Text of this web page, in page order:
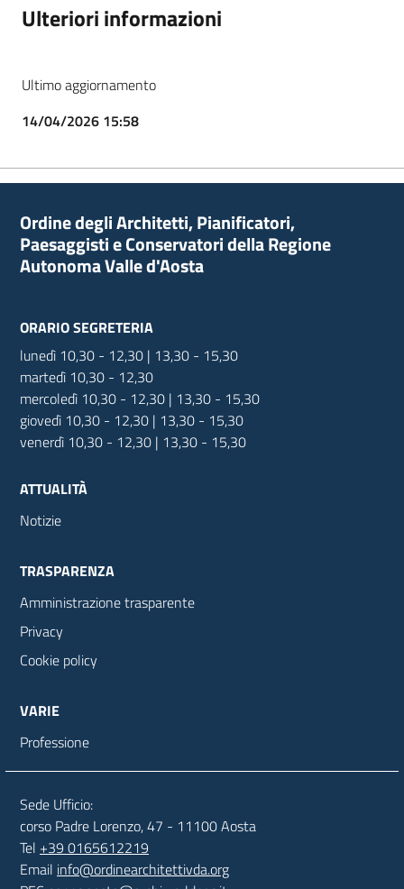
Ulteriori informazioni
Ultimo aggiornamento
14/04/2026 15:58
Ordine degli Architetti, Pianificatori,
Paesaggisti e Conservatori della Regione
Autonoma Valle d'Aosta
ORARIO SEGRETERIA
lunedì 10,30 - 12,30 | 13,30 - 15,30
martedì 10,30 - 12,30
mercoledì 10,30 - 12,30 | 13,30 - 15,30
giovedì 10,30 - 12,30 | 13,30 - 15,30
venerdì 10,30 - 12,30 | 13,30 - 15,30
ATTUALITÀ
Notizie
TRASPARENZA
Amministrazione trasparente
Privacy
Cookie policy
VARIE
Professione
Sede Ufficio:
corso Padre Lorenzo, 47 - 11100 Aosta
Tel +39 0165612219
Email info@ordinearchitettivda.org